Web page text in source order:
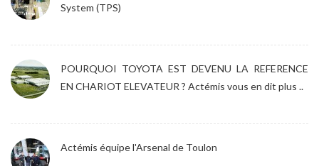
System (TPS)
POURQUOI TOYOTA EST DEVENU LA REFERENCE
EN CHARIOT ELEVATEUR ? Actémis vous en dit plus ..
Actémis équipe l'Arsenal de Toulon